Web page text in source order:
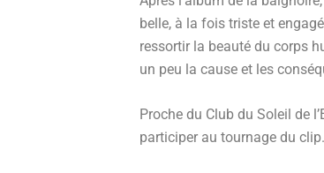
belle, à la fois triste et
ressortir la beauté du corps
un peu la cause et les
Proche du Club du Soleil de
participer au tournage du clip.